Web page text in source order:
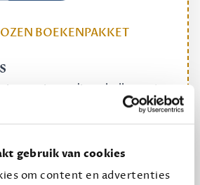
gebruik van cookies
om content en advertenties
BOEKENPAKKET
om je reading challenge te